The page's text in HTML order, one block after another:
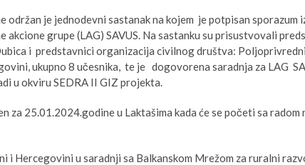
je jednodevni sastanak na kojem je potpisan sporazum
akcione grupe (LAG) SAVUS. Na sastanku su prisustvovali
i predstavnici organizacija civilnog društva:
ukupno 8 učesnika, te je dogovorena saradnja za LAG
u okviru SEDRA II GIZ projekta.
za 25.01.2024.godine u Laktašima kada će se početi sa
i Hercegovini u saradnji sa Balkanskom Mrežom za ruralni